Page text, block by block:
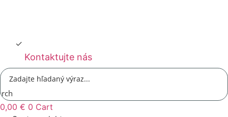
Kontaktujte nás
0,00 € 0 Cart